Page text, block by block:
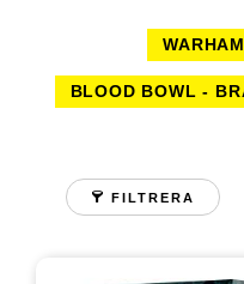
BLOOD BOWL -
FILTRERA